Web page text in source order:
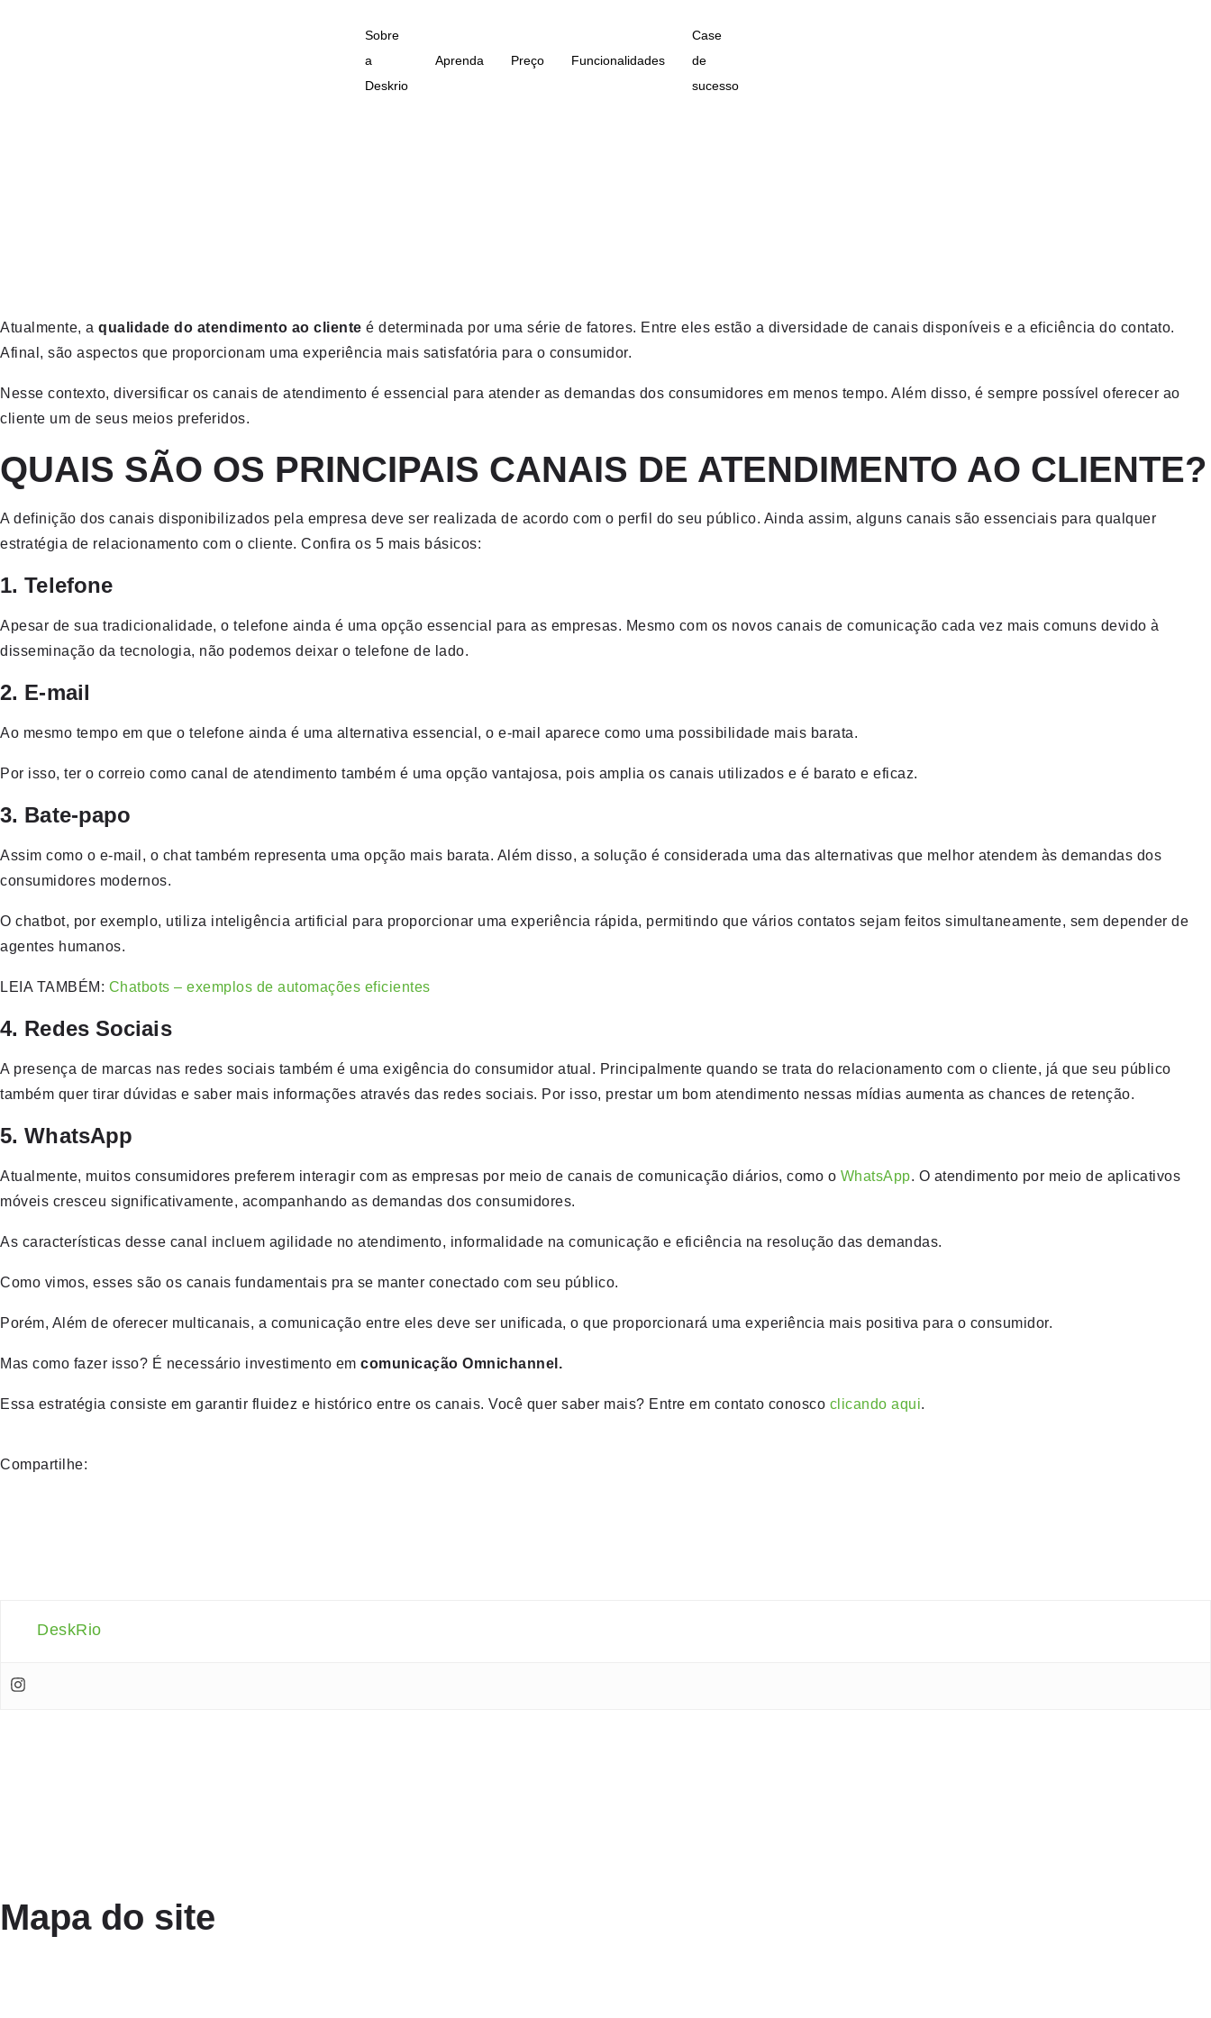
Sobre
a
Deskrio
Aprenda Preço Funcionalidades
Case
de
sucesso
Atualmente, a qualidade do atendimento ao cliente é determinada por uma série de fatores. Entre eles estão a diversidade de canais disponíveis e a eficiência do contato.
Afinal, são aspectos que proporcionam uma experiência mais satisfatória para o consumidor.
Nesse contexto, diversificar os canais de atendimento é essencial para atender as demandas dos consumidores em menos tempo. Além disso, é sempre possível oferecer ao
cliente um de seus meios preferidos.
QUAIS SÃO OS PRINCIPAIS CANAIS DE ATENDIMENTO AO CLIENTE?
A definição dos canais disponibilizados pela empresa deve ser realizada de acordo com o perfil do seu público. Ainda assim, alguns canais são essenciais para qualquer
estratégia de relacionamento com o cliente. Confira os 5 mais básicos:
1. Telefone
Apesar de sua tradicionalidade, o telefone ainda é uma opção essencial para as empresas. Mesmo com os novos canais de comunicação cada vez mais comuns devido à
disseminação da tecnologia, não podemos deixar o telefone de lado.
2. E-mail
Ao mesmo tempo em que o telefone ainda é uma alternativa essencial, o e-mail aparece como uma possibilidade mais barata.
Por isso, ter o correio como canal de atendimento também é uma opção vantajosa, pois amplia os canais utilizados e é barato e eficaz.
3. Bate-papo
Assim como o e-mail, o chat também representa uma opção mais barata. Além disso, a solução é considerada uma das alternativas que melhor atendem às demandas dos
consumidores modernos.
O chatbot, por exemplo, utiliza inteligência artificial para proporcionar uma experiência rápida, permitindo que vários contatos sejam feitos simultaneamente, sem depender de
agentes humanos.
LEIA TAMBÉM: Chatbots – exemplos de automações eficientes
4. Redes Sociais
A presença de marcas nas redes sociais também é uma exigência do consumidor atual. Principalmente quando se trata do relacionamento com o cliente, já que seu público
também quer tirar dúvidas e saber mais informações através das redes sociais. Por isso, prestar um bom atendimento nessas mídias aumenta as chances de retenção.
5. WhatsApp
Atualmente, muitos consumidores preferem interagir com as empresas por meio de canais de comunicação diários, como o WhatsApp. O atendimento por meio de aplicativos
móveis cresceu significativamente, acompanhando as demandas dos consumidores.
As características desse canal incluem agilidade no atendimento, informalidade na comunicação e eficiência na resolução das demandas.
Como vimos, esses são os canais fundamentais pra se manter conectado com seu público.
Porém, Além de oferecer multicanais, a comunicação entre eles deve ser unificada, o que proporcionará uma experiência mais positiva para o consumidor.
Mas como fazer isso? É necessário investimento em comunicação Omnichannel.
Essa estratégia consiste em garantir fluidez e histórico entre os canais. Você quer saber mais? Entre em contato conosco clicando aqui.
Compartilhe:
DeskRio
Mapa do site